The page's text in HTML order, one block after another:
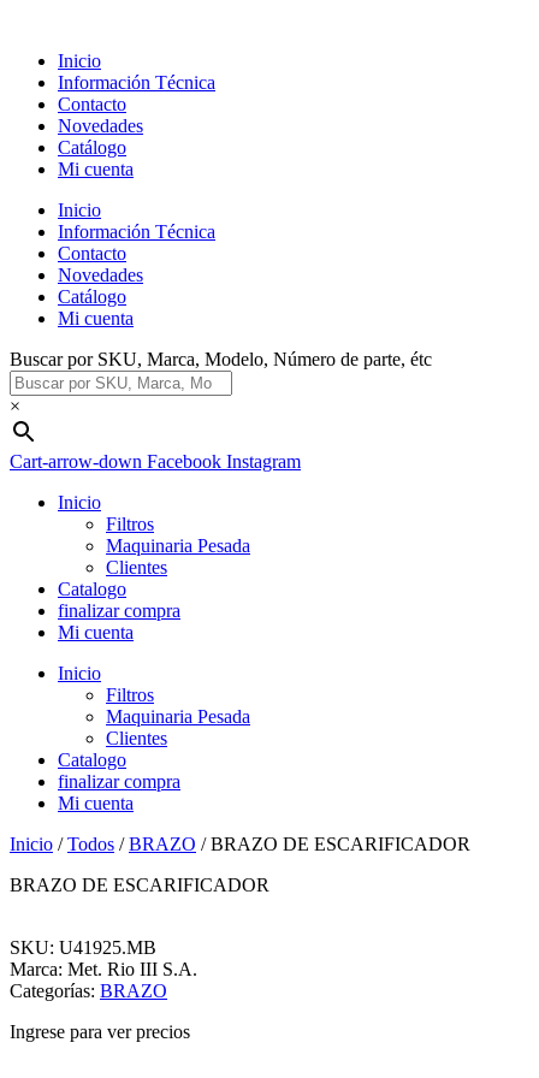
contenido
Inicio
Información Técnica
Contacto
Novedades
Catálogo
Mi cuenta
Inicio
Información Técnica
Contacto
Novedades
Catálogo
Mi cuenta
Buscar por SKU, Marca, Modelo, Número de parte, étc
×
Cart-arrow-down Facebook Instagram
Inicio
Filtros
Maquinaria Pesada
Clientes
Catalogo
finalizar compra
Mi cuenta
Inicio
Filtros
Maquinaria Pesada
Clientes
Catalogo
finalizar compra
Mi cuenta
Inicio /Todos /BRAZO / BRAZO DE ESCARIFICADOR
BRAZO DE ESCARIFICADOR
SKU: U41925.MB
Marca: Met. Rio III S.A.
Categorías: BRAZO
Ingrese para ver precios